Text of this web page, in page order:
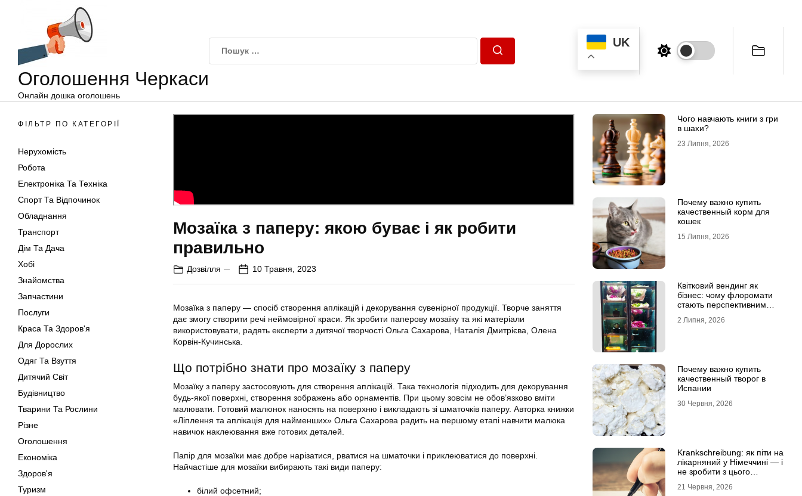
Оголошення Черкаси
Онлайн дошка оголошень
UK
ФІЛЬТР ПО КАТЕГОРІЇ
Нерухомість
Робота
Електроніка Та Техніка
Спорт Та Відпочинок
Обладнання
Транспорт
Дім Та Дача
Хобі
Знайомства
Запчастини
Послуги
Краса Та Здоров'я
Для Дорослих
Одяг Та Взуття
Дитячий Світ
Будівництво
Тварини Та Рослини
Різне
Оголошення
Економіка
Здоров'я
Туризм
Мозаїка з паперу: якою буває і як робити
правильно
Дозвілля 10 Травня, 2023
Мозаїка з паперу — спосіб створення аплікацій і декорування сувенірної продукції. Творче заняття
дає змогу створити речі неймовірної краси. Як зробити паперову мозаїку та які матеріали
використовувати, радять експерти з дитячої творчості Ольга Сахарова, Наталія Дмитрієва, Олена
Корвін-Кучинська.
Що потрібно знати про мозаїку з паперу
Мозаїку з паперу застосовують для створення аплікацій. Така технологія підходить для декорування
будь-якої поверхні, створення зображень або орнаментів. При цьому зовсім не обов’язково вміти
малювати. Готовий малюнок наносять на поверхню і викладають зі шматочків паперу. Авторка книжки
«Ліплення та аплікація для найменших» Ольга Сахарова радить на першому етапі навчити малюка
навичок наклеювання вже готових деталей.
Папір для мозаїки має добре нарізатися, рватися на шматочки і приклеюватися до поверхні.
Найчастіше для мозаїки вибирають такі види паперу:
білий офсетний;
Чого навчають книги з гри
в шахи?
23 Липня, 2026
Почему важно купить
качественный корм для
кошек
15 Липня, 2026
Квітковий вендинг як
бізнес: чому флоромати
стають перспективним
2 Липня, 2026
Почему важно купить
качественный творог в
Испании
30 Червня, 2026
Krankschreibung: як піти на
лікарняний у Німеччині — і
не зробити з цього
21 Червня, 2026